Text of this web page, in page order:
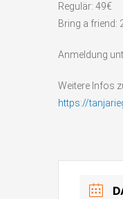
Regulär: 49€
Bring a friend:
Anmeldung
Weitere Infos
https://